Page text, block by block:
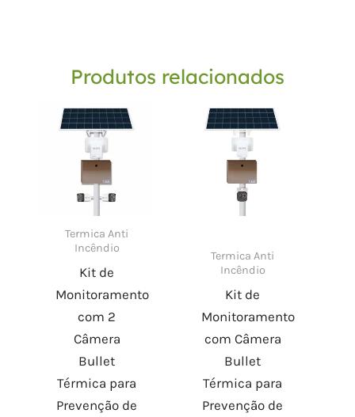
Produtos relacionados
Termica Anti
Incêndio
Kit de
Monitoramento
com 2
Câmera
Bullet
Térmica para
Prevenção de
Termica Anti
Incêndio
Kit de
Monitoramento
com Câmera
Bullet
Térmica para
Prevenção de